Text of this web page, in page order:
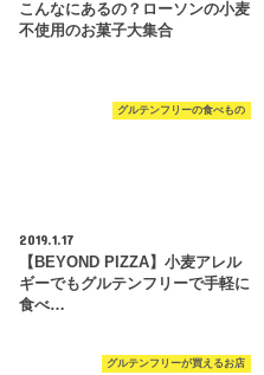
こんなにあるの？ローソンの小麦
不使用のお菓子大集合
グルテンフリーの食べもの
2019.1.17
【BEYOND PIZZA】小麦アレル
ギーでもグルテンフリーで手軽に
食べ…
グルテンフリーが買えるお店